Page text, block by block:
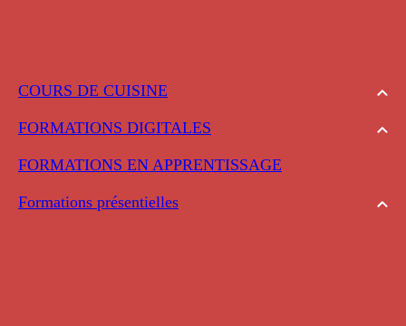
COURS DE CUISINE
FORMATIONS DIGITALES
FORMATIONS EN APPRENTISSAGE
Formations présentielles